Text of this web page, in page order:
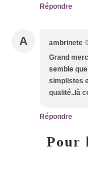
Répondre
A ambrinete
Grand
semble
simplistes
qualité..là
Répondre
Pour